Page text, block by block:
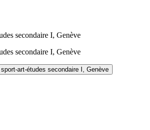
secondaire I, Genève
secondaire I, Genève
art-études secondaire I, Genève